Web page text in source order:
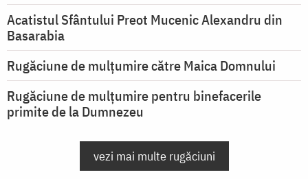
Acatistul Sfântului Preot Mucenic Alexandru din
Basarabia
Rugăciune de mulţumire către Maica Domnului
Rugăciune de mulțumire pentru binefacerile
primite de la Dumnezeu
vezi mai multe rugăciuni